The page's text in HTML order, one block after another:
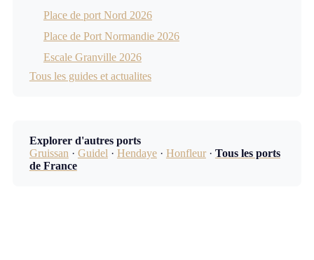
Place de port Nord 2026
Place de Port Normandie 2026
Escale Granville 2026
Tous les guides et actualites
Explorer d'autres ports
Gruissan · Guidel · Hendaye· Honfleur· Tous les ports
de France